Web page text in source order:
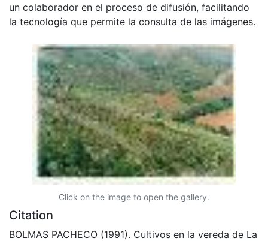
un colaborador en el proceso de difusión, facilitando
la tecnología que permite la consulta de las imágenes.
Click on the image to open the gallery.
Citation
BOLMAS PACHECO (1991). Cultivos en la vereda de La